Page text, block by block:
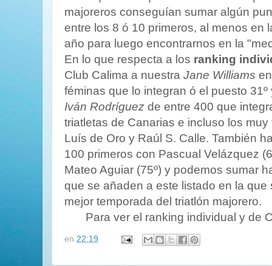
majoreros conseguían sumar algún
entre los 8 ó 10 primeros, al menos en
año para luego encontrarnos en la
En lo que respecta a los ranking
Club Calima a nuestra Jane Williams
féminas que lo integran ó el puesto
Iván Rodríguez de entre 400 que
triatletas de Canarias e incluso los muy
Luís de Oro y Raúl S. Calle. También
100 primeros con Pascual Velázquez
Mateo Aguiar (75º) y podemos sumar
que se añaden a este listado en la
mejor temporada del triatlón majorero.
Para ver el ranking individual y de
en 22:19